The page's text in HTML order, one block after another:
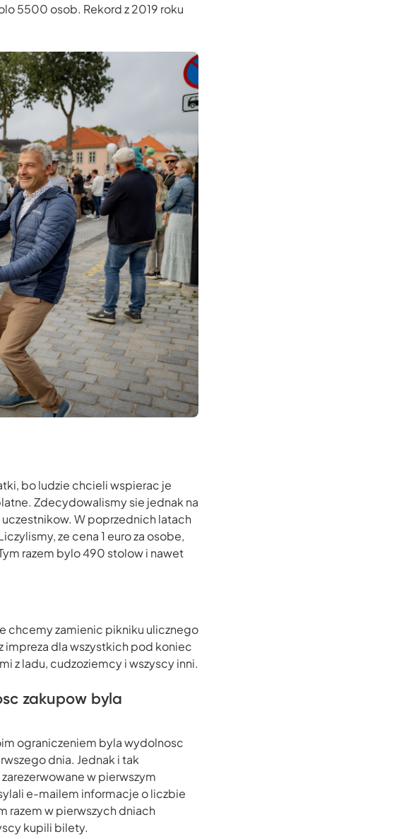
5500 osob. Rekord z 2019 roku
bo ludzie chcieli wspierac je
Zdecydowalismy sie jednak na
W poprzednich latach
ze cena 1 euro za osobe,
razem bylo 490 stolow i nawet
chcemy zamienic pikniku ulicznego
impreza dla wszystkich pod koniec
z ladu, cudzoziemcy i wszyscy inni.
zakupow byla
ograniczeniem byla wydolnosc
dnia. Jednak i tak
w pierwszym
e-mailem informacje o liczbie
razem w pierwszych dniach
kupili bilety.